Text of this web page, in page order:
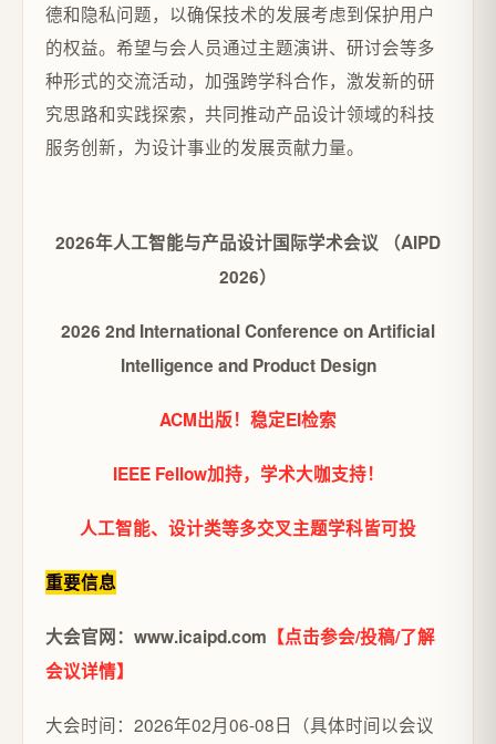
德和隐私问题，以确保技术的发展考虑到保护用户
的权益。希望与会人员通过主题演讲、研讨会等多
种形式的交流活动，加强跨学科合作，激发新的研
究思路和实践探索，共同推动产品设计领域的科技
服务创新，为设计事业的发展贡献力量。
2026年人工智能与产品设计国际学术会议 （AIPD
2026）
2026 2nd International Conference on Artificial
Intelligence and Product Design
ACM出版！稳定EI检索
IEEE Fellow加持，学术大咖支持！
人工智能、设计类等多交叉主题学科皆可投
重要信息
大会官网：www.icaipd.com 【点击参会/投稿/了解
会议详情】
大会时间：2026年02月06-08日（具体时间以会议